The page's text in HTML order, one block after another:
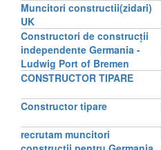
Muncitori constructii(zidari)
UK
Constructori de construcții
independente Germania -
Ludwig Port of Bremen
CONSTRUCTOR TIPARE
Constructor tipare
recrutam muncitori